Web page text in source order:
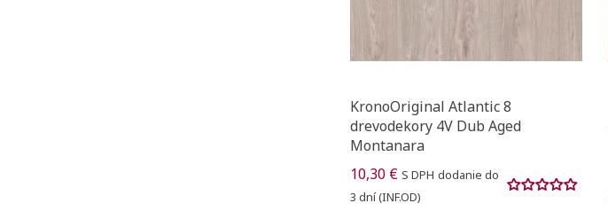
KronoOriginal Atlantic 8
drevodekory 4V Dub Aged
Montanara
10,30 € S DPH dodanie do
3 dní (INF.OD)